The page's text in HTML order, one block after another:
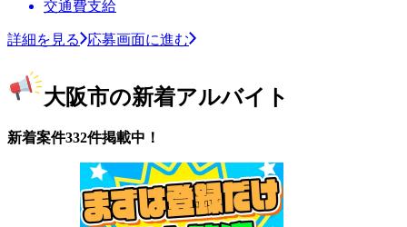
交通費支給
詳細を見る 応募画面に進む
大阪市の新着アルバイト
新着案件332件掲載中！